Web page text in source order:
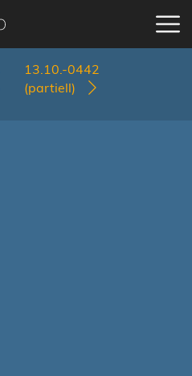
13.10.-0442
(partiell)